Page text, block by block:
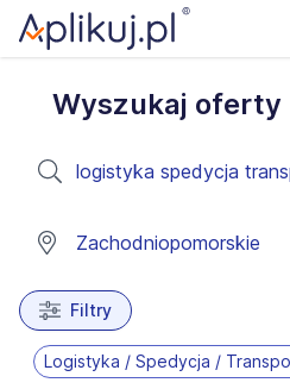
Wyszukaj oferty
Filtry
Logistyka / Spedycja /